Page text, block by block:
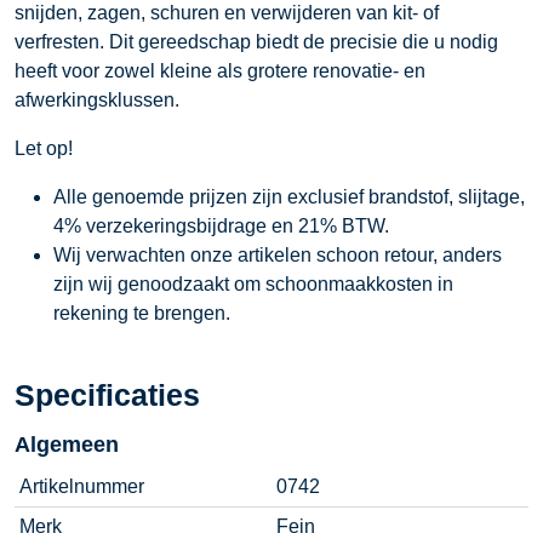
snijden, zagen, schuren en verwijderen van kit- of
verfresten. Dit gereedschap biedt de precisie die u nodig
heeft voor zowel kleine als grotere renovatie- en
afwerkingsklussen.
Let op!
Alle genoemde prijzen zijn exclusief brandstof, slijtage,
4% verzekeringsbijdrage en 21% BTW.
Wij verwachten onze artikelen schoon retour, anders
zijn wij genoodzaakt om schoonmaakkosten in
rekening te brengen.
Specificaties
Algemeen
Artikelnummer
0742
Merk
Fein